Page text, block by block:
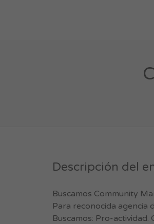
Descripción del
Buscamos Community
Para reconocida agencia
Buscamos: Pro-actividad.